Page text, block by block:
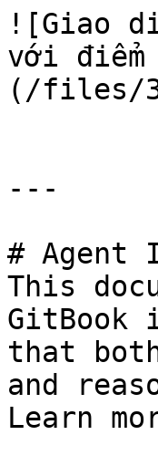
![Giao
với
(/files/
---
# Agent
This
GitBook
that
and
Learn